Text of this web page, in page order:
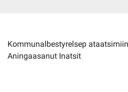
Imminut kiffartuunneq
Kommunalbestyrelsep
Aningaasanut Inatsit